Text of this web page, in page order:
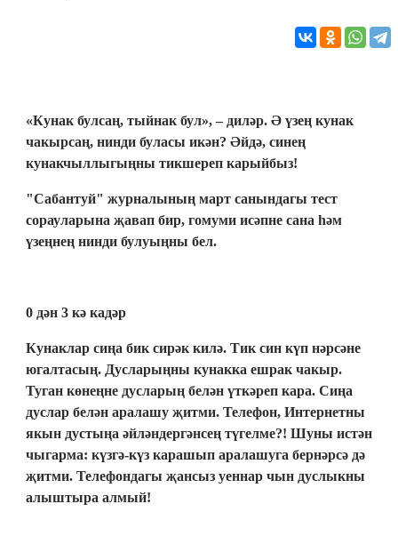
«Кунак булсаң, тыйнак бул», – диләр. Ә үзең кунак
чакырсаң, нинди буласы икән? Әйдә, синең
кунакчыллыгыңны тикшереп карыйбыз!
"Сабантуй" журналының март санындагы тест
сорауларына җавап бир, гомуми исәпне сана һәм
үзеңнең нинди булуыңны бел.
0 дән 3 кә кадәр
Кунаклар сиңа бик сирәк килә. Тик син күп нәрсәне
югалтасың. Дусларыңны кунакка ешрак чакыр.
Туган көнеңне дусларың белән үткәреп кара. Сиңа
дуслар белән аралашу җитми. Телефон, Интернетны
якын дустыңа әйләндергәнсең түгелме?! Шуны истән
чыгарма: күзгә-күз карашып аралашуга бернәрсә дә
җитми. Телефондагы җансыз уеннар чын дуслыкны
алыштыра алмый!